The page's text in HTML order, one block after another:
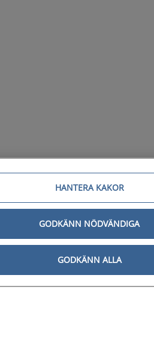
Tillgänglighetsredogörelse
Behandling av personuppgifter
HANTERA KAKOR
GODKÄNN NÖDVÄNDIGA
GODKÄNN ALLA